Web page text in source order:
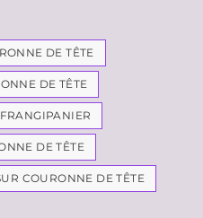
DE TÊTE
DE TÊTE
DE TÊTE
COURONNE DE TÊTE